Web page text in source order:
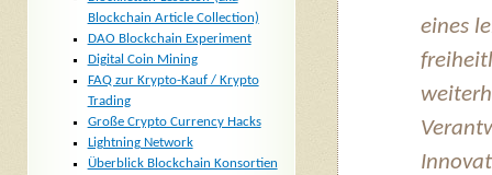
eines
Blockchain Article Collection)
DAO Blockchain Experiment
Digital Coin Mining
FAQ zur Krypto-Kauf / Krypto
Trading
Große Crypto Currency Hacks
Lightning Network
Überblick Blockchain Konsortien